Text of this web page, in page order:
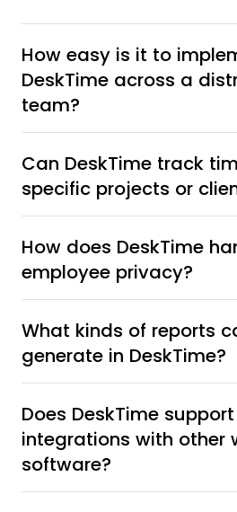
How easy is it to
DeskTime across a
team?
Can DeskTime track
specific projects or
How does DeskTime
employee privacy?
What kinds of reports
generate in DeskTime?
Does DeskTime support
integrations with other
software?